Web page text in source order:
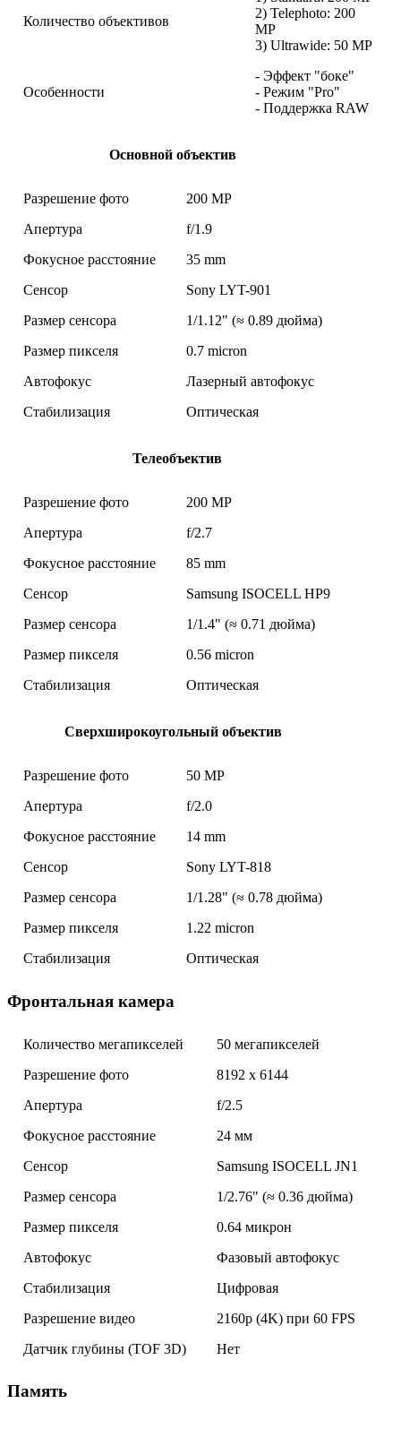
Количество объективов
2) Telephoto: 200
MP
3) Ultrawide: 50 MP
Особенности
- Эффект "боке"
- Режим "Pro"
- Поддержка RAW
Основной объектив
Разрешение фото
200 MP
Апертура
f/1.9
Фокусное расстояние
35 mm
Сенсор
Sony LYT-901
Размер сенсора
1/1.12" (≈ 0.89 дюйма)
Размер пикселя
0.7 micron
Автофокус
Лазерный автофокус
Стабилизация
Оптическая
Телеобъектив
Разрешение фото
200 MP
Апертура
f/2.7
Фокусное расстояние
85 mm
Сенсор
Samsung ISOCELL HP9
Размер сенсора
1/1.4" (≈ 0.71 дюйма)
Размер пикселя
0.56 micron
Стабилизация
Оптическая
Сверхширокоугольный объектив
Разрешение фото
50 MP
Апертура
f/2.0
Фокусное расстояние
14 mm
Сенсор
Sony LYT-818
Размер сенсора
1/1.28" (≈ 0.78 дюйма)
Размер пикселя
1.22 micron
Стабилизация
Оптическая
Фронтальная камера
Количество мегапикселей
50 мегапикселей
Разрешение фото
8192 x 6144
Апертура
f/2.5
Фокусное расстояние
24 мм
Сенсор
Samsung ISOCELL JN1
Размер сенсора
1/2.76" (≈ 0.36 дюйма)
Размер пикселя
0.64 микрон
Автофокус
Фазовый автофокус
Стабилизация
Цифровая
Разрешение видео
2160p (4K) при 60 FPS
Датчик глубины (TOF 3D)
Нет
Память